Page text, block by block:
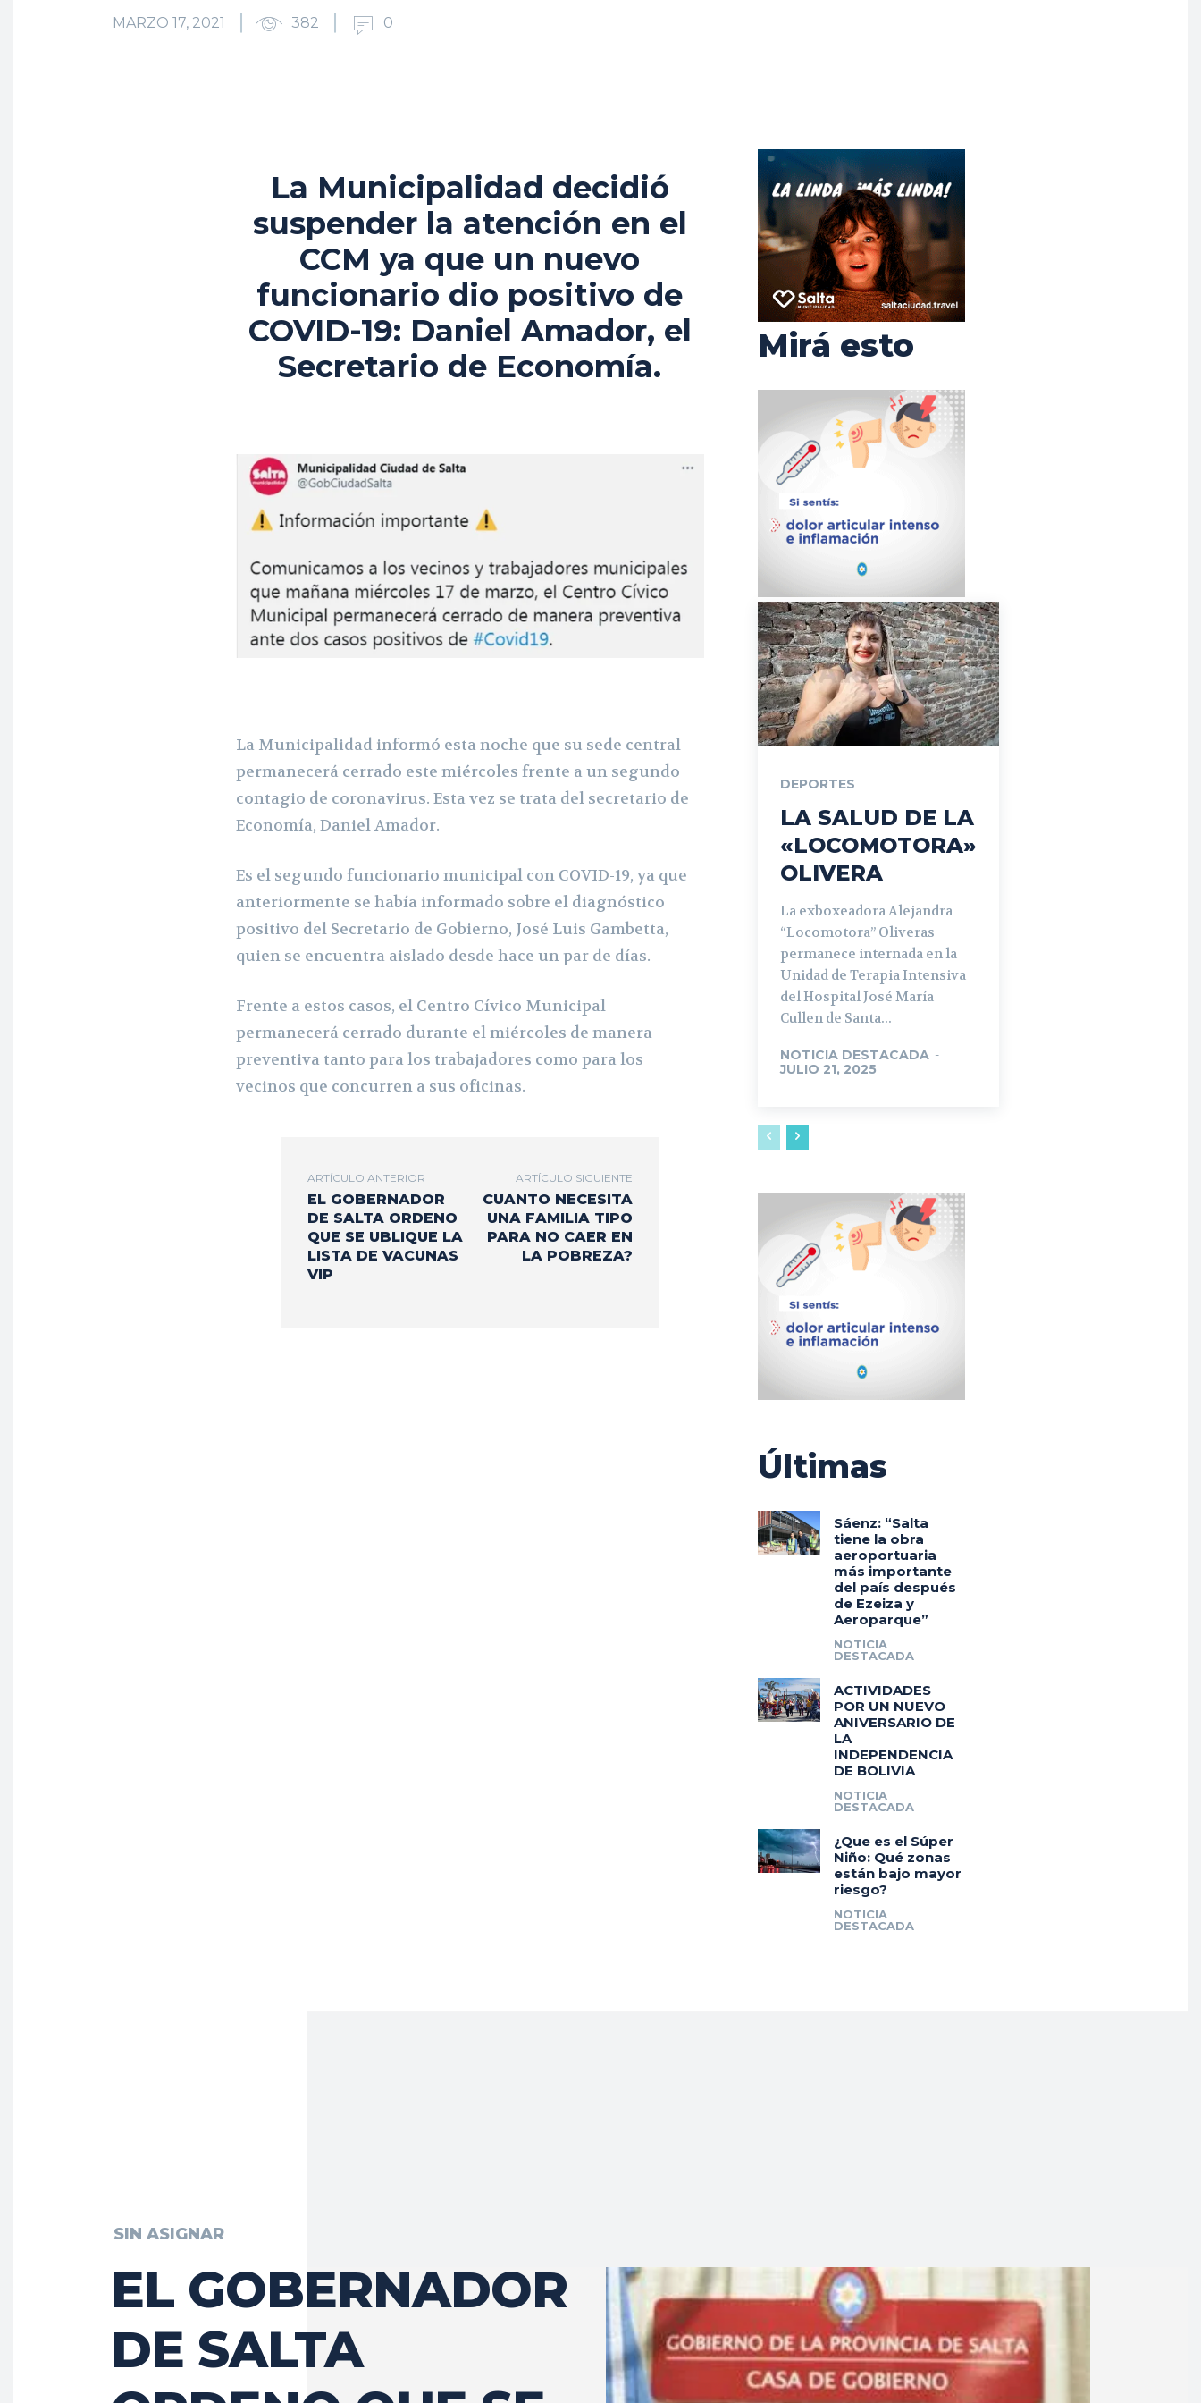
MARZO 17, 2021 382 0
La Municipalidad decidió
suspender la atención en el
CCM ya que un nuevo
funcionario dio positivo de
COVID-19: Daniel Amador, el
Secretario de Economía.
La Municipalidad informó esta noche que su sede central
permanecerá cerrado este miércoles frente a un segundo
contagio de coronavirus. Esta vez se trata del secretario de
Economía, Daniel Amador.
Es el segundo funcionario municipal con COVID-19, ya que
anteriormente se había informado sobre el diagnóstico
positivo del Secretario de Gobierno, José Luis Gambetta,
quien se encuentra aislado desde hace un par de días.
Frente a estos casos, el Centro Cívico Municipal
permanecerá cerrado durante el miércoles de manera
preventiva tanto para los trabajadores como para los
vecinos que concurren a sus oficinas.
ARTÍCULO ANTERIOR
EL GOBERNADOR
DE SALTA ORDENO
QUE SE UBLIQUE LA
LISTA DE VACUNAS
VIP
ARTÍCULO SIGUIENTE
CUANTO NECESITA
UNA FAMILIA TIPO
PARA NO CAER EN
LA POBREZA?
Mirá esto
DEPORTES
LA SALUD DE LA
«LOCOMOTORA»
OLIVERA
La exboxeadora Alejandra
“Locomotora” Oliveras
permanece internada en la
Unidad de Terapia Intensiva
del Hospital José María
Cullen de Santa...
NOTICIA DESTACADA -
JULIO 21, 2025
Últimas
Sáenz: “Salta
tiene la obra
aeroportuaria
más importante
del país después
de Ezeiza y
Aeroparque”
NOTICIA
DESTACADA
ACTIVIDADES
POR UN NUEVO
ANIVERSARIO DE
LA
INDEPENDENCIA
DE BOLIVIA
NOTICIA
DESTACADA
¿Que es el Súper
Niño: Qué zonas
están bajo mayor
riesgo?
NOTICIA
DESTACADA